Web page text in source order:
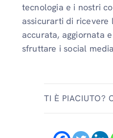
tecnologia e i nostri
assicurarti di ricevere
accurata, aggiornata
sfruttare i social
TI È PIACIUTO?